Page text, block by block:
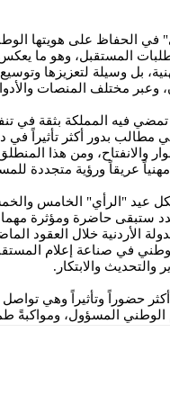
الحفاظ على هويتها
المستقبل، وهو ما
بل وسيلة لتعزيزها
وعبر مختلف المنصات
فيه المملكة بثقة في
مطالب بدور أكثر تأثيراً
والانفتاح، ومن هذا
عريقاً ورؤية متجددة
عيد "الرأي" الخامس
ستبقى حاضرة ومؤثرة
الأردنية خلال العقود
في صناعة إعلام
والابتكار.
حضوراً وتأثيراً وهي تواصل
الوطني المسؤول، ومواكبةً